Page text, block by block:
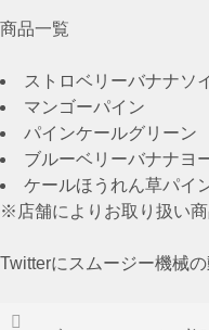
商品一覧
ストロベリーバナナソ
マンゴーパイン
パインケールグリーン
ブルーベリーバナナヨ
ケールほうれん草パイ
※店舗によりお取り扱い商
Twitterにスムージー機械の